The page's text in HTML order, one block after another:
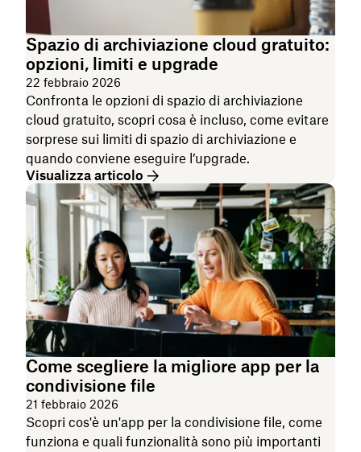
Spazio di archiviazione cloud gratuito:
opzioni, limiti e upgrade
22 febbraio 2026
Confronta le opzioni di spazio di archiviazione
cloud gratuito, scopri cosa è incluso, come evitare
sorprese sui limiti di spazio di archiviazione e
quando conviene eseguire l’upgrade.
Visualizza articolo
Come scegliere la migliore app per la
condivisione file
21 febbraio 2026
Scopri cos'è un'app per la condivisione file, come
funziona e quali funzionalità sono più importanti